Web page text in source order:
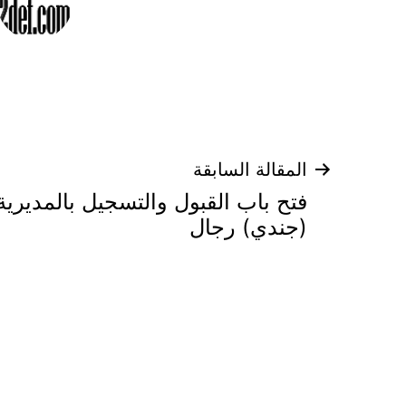
تصفّح
المقالات
المقالة السابقة
فتح باب القبول والتسجيل
(جندي) رجال